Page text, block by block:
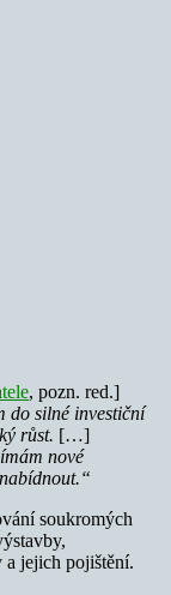
, pozn. red.]
do silné investiční
růst. […]
nové
soukromých
a jejich pojištění.